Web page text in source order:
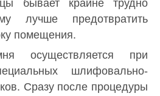
бывает крайне трудно
лучше предотвратить
помещения.
осуществляется при
шлифовально-
Сразу после процедуры